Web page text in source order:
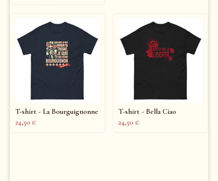
T-shirt - La Bourguignonne
24,50 €
T-shirt - Bella Ciao
24,50 €